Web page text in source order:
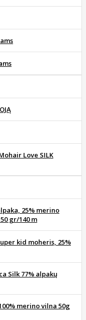
Love SILK
25% merino
gr/140 m
kid moheris, 25%
Silk 77% alpakų
merino vilna 50g